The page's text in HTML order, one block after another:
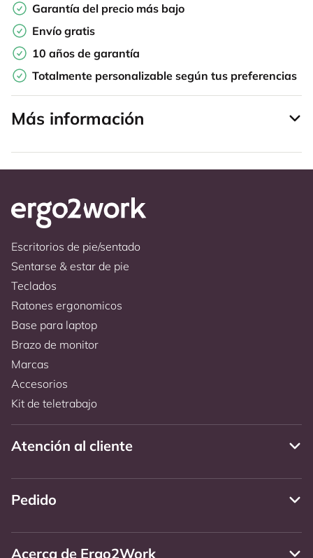
Garantía del precio más bajo
Envío gratis
10 años de garantía
Totalmente personalizable según tus preferencias
Más información
Escritorios de pie/sentado
Sentarse & estar de pie
Teclados
Ratones ergonomicos
Base para laptop
Brazo de monitor
Marcas
Accesorios
Kit de teletrabajo
Atención al cliente
Pedido
Acerca de Ergo2Work